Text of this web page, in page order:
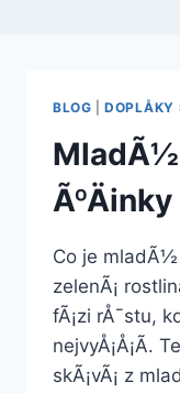
BLOG |
MladÃ½
Co je mladÃ½
zelenÃ¡
fÃ¡zi rÅ¯stu,
nejvyÅ¡Å¡Ã­.
skÃ¡vÃ¡ z